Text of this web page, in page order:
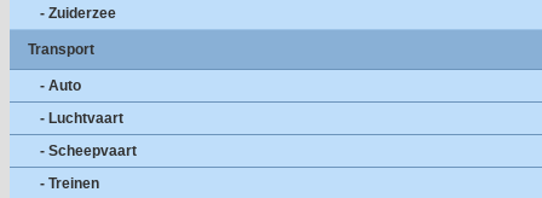
- Zuiderzee
Transport
- Auto
- Luchtvaart
- Scheepvaart
- Treinen